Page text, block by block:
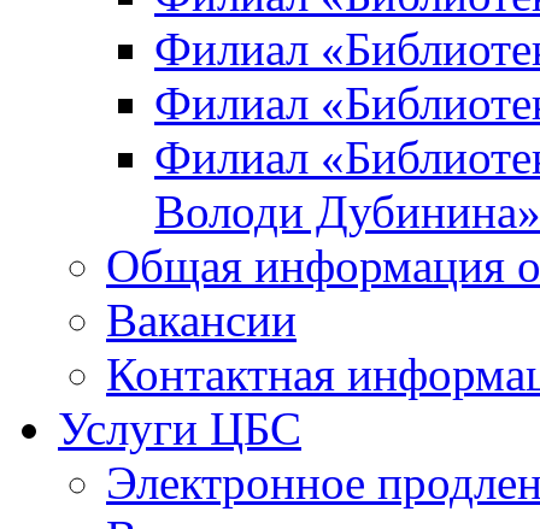
Филиал
Филиал
Филиал
Володи Дубинина»
Общая информация
Вакансии
Контактная
Услуги ЦБС
Электронное